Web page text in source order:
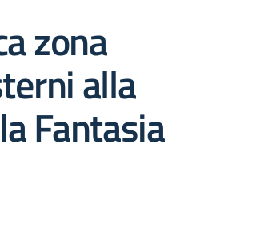
zona
alla
Fantasia